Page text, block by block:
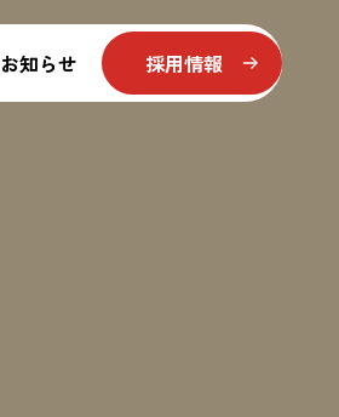
お知らせ 採用情報